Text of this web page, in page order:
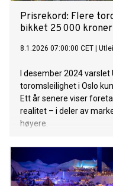
Prisrekord: Flere
bikket 25 000 kroner
8.1.2026 07:00:00 CET
I desember 2024
toromsleilighet i Oslo
Ett år senere viser
realitet – i deler av
høyere.